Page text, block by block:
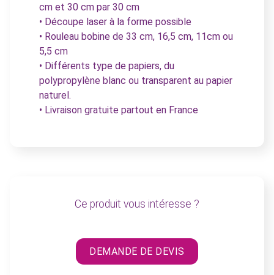
cm et 30 cm par 30 cm
• Découpe laser à la forme possible
• Rouleau bobine de 33 cm, 16,5 cm, 11cm ou
5,5 cm
• Différents type de papiers, du
polypropylène blanc ou transparent au papier
naturel.
• Livraison gratuite partout en France
Ce produit vous intéresse ?
DEMANDE DE DEVIS